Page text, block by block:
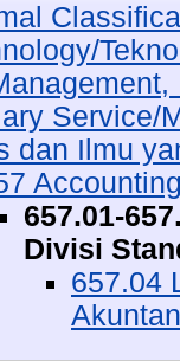
Service/
dan Ilmu
657.01-
Divisi
657.04